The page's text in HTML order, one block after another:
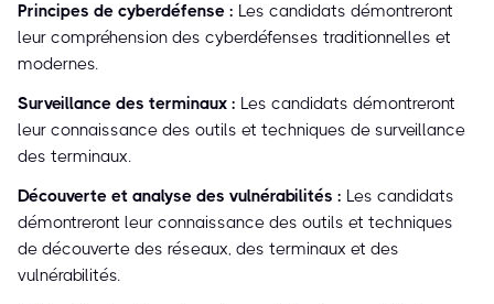
Principes de cyberdéfense : Les candidats démontreront
leur compréhension des cyberdéfenses traditionnelles et
modernes.
Surveillance des terminaux : Les candidats démontreront
leur connaissance des outils et techniques de surveillance
des terminaux.
Découverte et analyse des vulnérabilités : Les candidats
démontreront leur connaissance des outils et techniques
de découverte des réseaux, des terminaux et des
vulnérabilités.